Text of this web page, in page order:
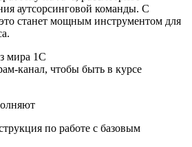
аутсорсинговой команды. С
станет мощным инструментом для
мира 1С
канал, чтобы быть в курсе
по работе с базовым